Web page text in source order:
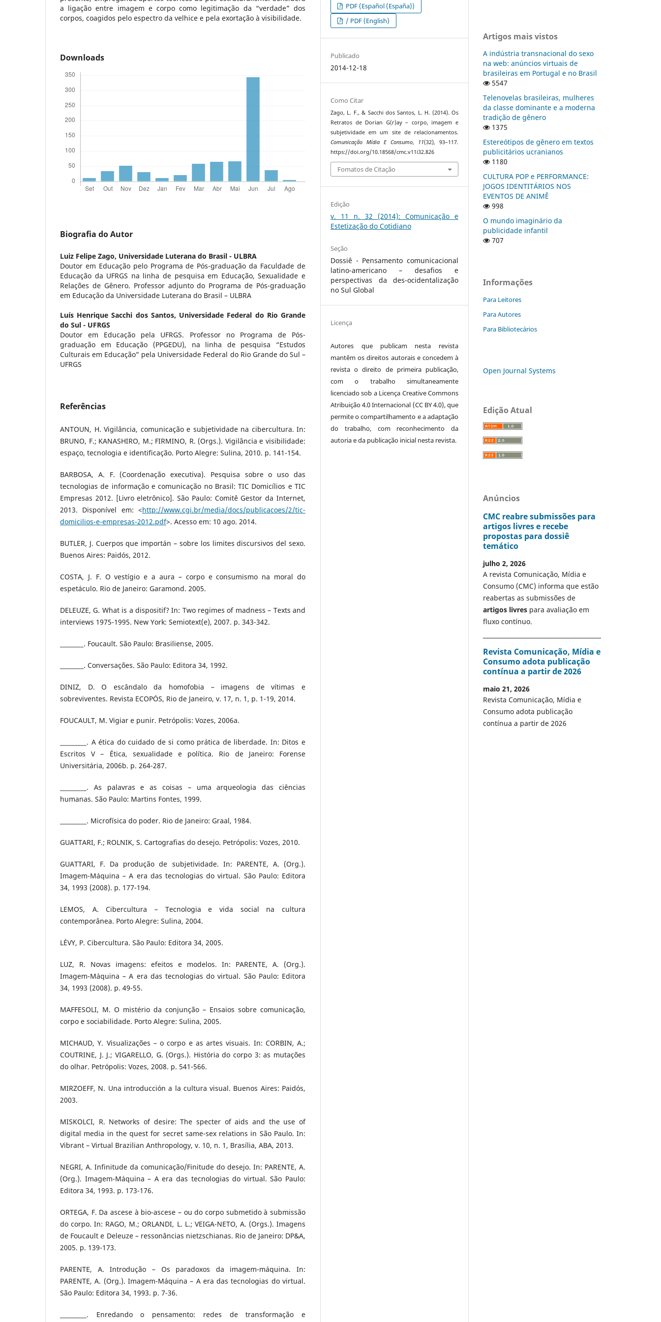
a ligação entre imagem e corpo como legitimação da “verdade” dos
corpos, coagidos pelo espectro da velhice e pela exortação à visibilidade.
Downloads
Biografia do Autor
Luiz Felipe Zago, Universidade Luterana do Brasil - ULBRA
Doutor em Educação pelo Programa de Pós-graduação da Faculdade de
Educação da UFRGS na linha de pesquisa em Educação, Sexualidade e
Relações de Gênero. Professor adjunto do Programa de Pós-graduação
em Educação da Universidade Luterana do Brasil – ULBRA
Luís Henrique Sacchi dos Santos, Universidade Federal do Rio Grande
do Sul - UFRGS
Doutor em Educação pela UFRGS. Professor no Programa de Pós-
graduação em Educação (PPGEDU), na linha de pesquisa “Estudos
Culturais em Educação” pela Universidade Federal do Rio Grande do Sul –
UFRGS
Referências
ANTOUN, H. Vigilância, comunicação e subjetividade na cibercultura. In:
BRUNO, F.; KANASHIRO, M.; FIRMINO, R. (Orgs.). Vigilância e visibilidade:
espaço, tecnologia e identificação. Porto Alegre: Sulina, 2010. p. 141-154.
BARBOSA, A. F. (Coordenação executiva). Pesquisa sobre o uso das
tecnologias de informação e comunicação no Brasil: TIC Domicílios e TIC
Empresas 2012. [Livro eletrônico]. São Paulo: Comitê Gestor da Internet,
2013. Disponível em: <http://www.cgi.br/media/docs/publicacoes/2/tic-
domicilios-e-empresas-2012.pdf>. Acesso em: 10 ago. 2014.
BUTLER, J. Cuerpos que importán – sobre los limites discursivos del sexo.
Buenos Aires: Paidós, 2012.
COSTA, J. F. O vestígio e a aura – corpo e consumismo na moral do
espetáculo. Rio de Janeiro: Garamond. 2005.
DELEUZE, G. What is a dispositif? In: Two regimes of madness – Texts and
interviews 1975-1995. New York: Semiotext(e), 2007. p. 343-342.
________. Foucault. São Paulo: Brasiliense, 2005.
________. Conversações. São Paulo: Editora 34, 1992.
DINIZ, D. O escândalo da homofobia – imagens de vítimas e
sobreviventes. Revista ECOPÓS, Rio de Janeiro, v. 17, n. 1, p. 1-19, 2014.
FOUCAULT, M. Vigiar e punir. Petrópolis: Vozes, 2006a.
_________. A ética do cuidado de si como prática de liberdade. In: Ditos e
Escritos V – Ética, sexualidade e política. Rio de Janeiro: Forense
Universitária, 2006b. p. 264-287.
_________. As palavras e as coisas – uma arqueologia das ciências
humanas. São Paulo: Martins Fontes, 1999.
_________. Microfísica do poder. Rio de Janeiro: Graal, 1984.
GUATTARI, F.; ROLNIK, S. Cartografias do desejo. Petrópolis: Vozes, 2010.
GUATTARI, F. Da produção de subjetividade. In: PARENTE, A. (Org.).
Imagem-Máquina – A era das tecnologias do virtual. São Paulo: Editora
34, 1993 (2008). p. 177-194.
LEMOS, A. Cibercultura – Tecnologia e vida social na cultura
contemporânea. Porto Alegre: Sulina, 2004.
LÉVY, P. Cibercultura. São Paulo: Editora 34, 2005.
LUZ, R. Novas imagens: efeitos e modelos. In: PARENTE, A. (Org.).
Imagem-Máquina – A era das tecnologias do virtual. São Paulo: Editora
34, 1993 (2008). p. 49-55.
MAFFESOLI, M. O mistério da conjunção – Ensaios sobre comunicação,
corpo e sociabilidade. Porto Alegre: Sulina, 2005.
MICHAUD, Y. Visualizações – o corpo e as artes visuais. In: CORBIN, A.;
COUTRINE, J. J.; VIGARELLO, G. (Orgs.). História do corpo 3: as mutações
do olhar. Petrópolis: Vozes, 2008. p. 541-566.
MIRZOEFF, N. Una introducción a la cultura visual. Buenos Aires: Paidós,
2003.
MISKOLCI, R. Networks of desire: The specter of aids and the use of
digital media in the quest for secret same-sex relations in São Paulo. In:
Vibrant – Virtual Brazilian Anthropology, v. 10, n. 1, Brasília, ABA, 2013.
NEGRI, A. Infinitude da comunicação/Finitude do desejo. In: PARENTE, A.
(Org.). Imagem-Máquina – A era das tecnologias do virtual. São Paulo:
Editora 34, 1993. p. 173-176.
ORTEGA, F. Da ascese à bio-ascese – ou do corpo submetido à submissão
do corpo. In: RAGO, M.; ORLANDI, L. L.; VEIGA-NETO, A. (Orgs.). Imagens
de Foucault e Deleuze – ressonâncias nietzschianas. Rio de Janeiro: DP&A,
2005. p. 139-173.
PARENTE, A. Introdução – Os paradoxos da imagem-máquina. In:
PARENTE, A. (Org.). Imagem-Máquina – A era das tecnologias do virtual.
São Paulo: Editora 34, 1993. p. 7-36.
_________. Enredando o pensamento: redes de transformação e
PDF (Español (España))
/ PDF (English)
Publicado
2014-12-18
Como Citar
Zago, L. F., & Sacchi dos Santos, L. H. (2014). Os
Retratos de Dorian G(r)ay – corpo, imagem e
subjetividade em um site de relacionamentos.
Comunicação Mídia E Consumo, 11(32), 93–117.
https://doi.org/10.18568/cmc.v11i32.826
Fomatos de Citação
Edição
v. 11 n. 32 (2014): Comunicação e
Estetização do Cotidiano
Seção
Dossiê - Pensamento comunicacional
latino-americano – desafios e
perspectivas da des-ocidentalização
no Sul Global
Licença
Autores que publicam nesta revista
mantêm os direitos autorais e concedem à
revista o direito de primeira publicação,
com o trabalho simultaneamente
licenciado sob a Licença Creative Commons
Atribuição 4.0 Internacional (CC BY 4.0), que
permite o compartilhamento e a adaptação
do trabalho, com reconhecimento da
autoria e da publicação inicial nesta revista.
Artigos mais vistos
A indústria transnacional do sexo
na web: anúncios virtuais de
brasileiras em Portugal e no Brasil
5547
Telenovelas brasileiras, mulheres
da classe dominante e a moderna
tradição de gênero
1375
Estereótipos de gênero em textos
publicitários ucranianos
1180
CULTURA POP e PERFORMANCE:
JOGOS IDENTITÁRIOS NOS
EVENTOS DE ANIMÊ
998
O mundo imaginário da
publicidade infantil
707
Informações
Para Leitores
Para Autores
Para Bibliotecários
Open Journal Systems
Edição Atual
Anúncios
CMC reabre submissões para
artigos livres e recebe
propostas para dossiê
temático
julho 2, 2026
A revista Comunicação, Mídia e
Consumo (CMC) informa que estão
reabertas as submissões de
artigos livres para avaliação em
fluxo contínuo.
Revista Comunicação, Mídia e
Consumo adota publicação
contínua a partir de 2026
maio 21, 2026
Revista Comunicação, Mídia e
Consumo adota publicação
contínua a partir de 2026